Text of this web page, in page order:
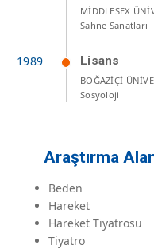
MİDDLESEX
Sahne Sanatları
Lisans
BOĞAZİÇİ
Sosyoloji
Araştırma
Beden
Hareket
Hareket Tiyatrosu
Tiyatro